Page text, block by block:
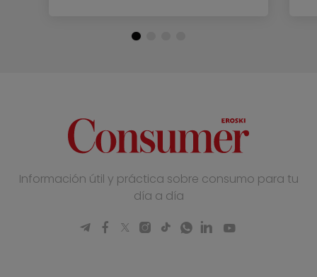
Información útil y práctica sobre consumo para tu
día a día